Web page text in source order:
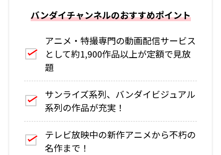
バンダイチャンネルのおすすめポイント
アニメ・特撮専門の動画配信サービス
として約1,900作品以上が定額で見放
題
サンライズ系列、バンダイビジュアル
系列の作品が充実！
テレビ放映中の新作アニメから不朽の
名作まで！